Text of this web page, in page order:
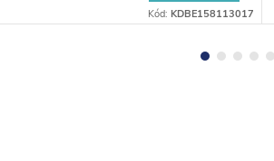
Kód: KDBE158113017